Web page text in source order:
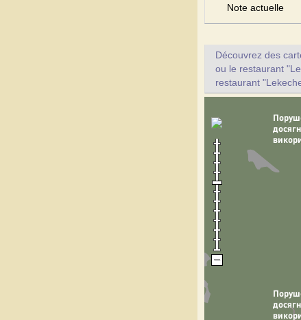
Note actuelle
Découvrez des
ou le restaurant
restaurant